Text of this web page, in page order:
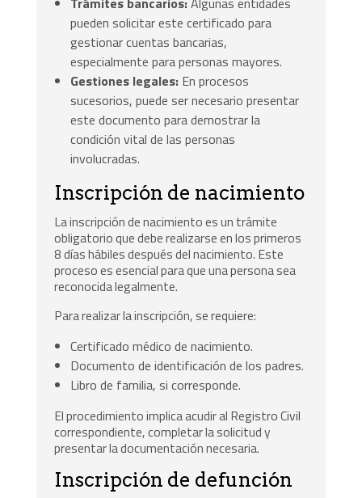
pueden solicitar este certificado para
gestionar cuentas bancarias,
especialmente para personas mayores.
Gestiones legales: En procesos
sucesorios, puede ser necesario presentar
este documento para demostrar la
condición vital de las personas
involucradas.
Inscripción de nacimiento
La inscripción de nacimiento es un trámite
obligatorio que debe realizarse en los primeros
8 días hábiles después del nacimiento. Este
proceso es esencial para que una persona sea
reconocida legalmente.
Para realizar la inscripción, se requiere:
Certificado médico de nacimiento.
Documento de identificación de los padres.
Libro de familia, si corresponde.
El procedimiento implica acudir al Registro Civil
correspondiente, completar la solicitud y
presentar la documentación necesaria.
Inscripción de defunción